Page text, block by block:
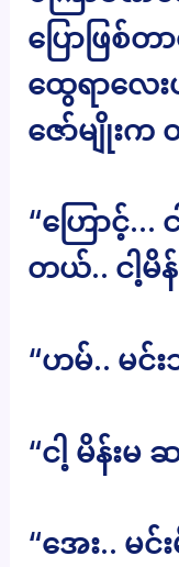
ပြောဖြစ်
ထွေရာလေးပ
ဇော်မျိုး
“ဟြောင့်…
တယ်.. ငါ့မိ
“ဟမ်.. မင်
“ငါ့ မိန်း
“အေး.. မ